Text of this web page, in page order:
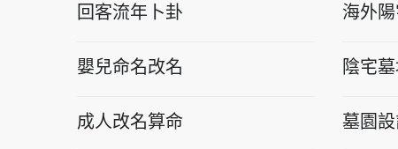
回客流年卜卦
嬰兒命名改名
成人改名算命
海外
陰宅
墓園